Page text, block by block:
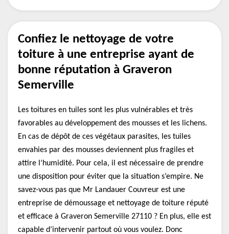
Confiez le nettoyage de votre
toiture à une entreprise ayant de
bonne réputation à Graveron
Semerville
Les toitures en tuiles sont les plus vulnérables et très
favorables au développement des mousses et les lichens.
En cas de dépôt de ces végétaux parasites, les tuiles
envahies par des mousses deviennent plus fragiles et
attire l’humidité. Pour cela, il est nécessaire de prendre
une disposition pour éviter que la situation s’empire. Ne
savez-vous pas que Mr Landauer Couvreur est une
entreprise de démoussage et nettoyage de toiture réputé
et efficace à Graveron Semerville 27110 ? En plus, elle est
capable d’intervenir partout où vous voulez. Donc